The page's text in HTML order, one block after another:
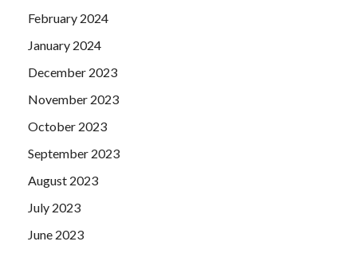
February 2024
January 2024
December 2023
November 2023
October 2023
September 2023
August 2023
July 2023
June 2023